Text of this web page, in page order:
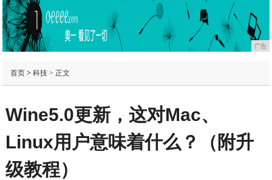
广告
首页> 科技> 正文
Wine5.0更新，这对Mac、
Linux用户意味着什么？（附升
级教程）